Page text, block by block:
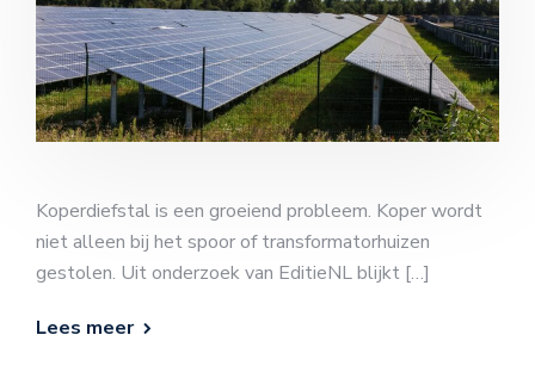
Koperdiefstal is een groeiend probleem. Koper wordt
niet alleen bij het spoor of transformatorhuizen
gestolen. Uit onderzoek van EditieNL blijkt […]
Lees meer